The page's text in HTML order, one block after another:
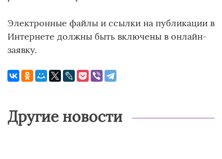
Электронные файлы и ссылки на публикации в
Интернете должны быть включены в онлайн-
заявку.
Другие новости